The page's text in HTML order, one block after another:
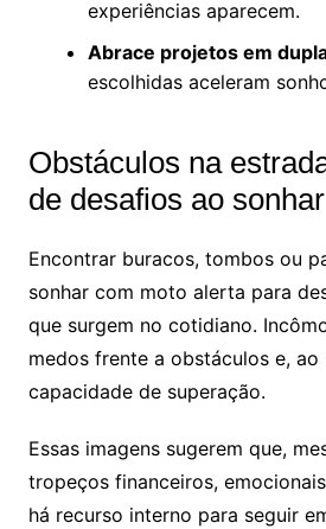
experiências aparecem.
Abrace projetos em
escolhidas aceleram
Obstáculos na
de desafios ao
Encontrar buracos, tombos ou
sonhar com moto alerta para
que surgem no cotidiano.
medos frente a obstáculos e, ao
capacidade de superação.
Essas imagens sugerem que,
tropeços financeiros,
há recurso interno para seguir